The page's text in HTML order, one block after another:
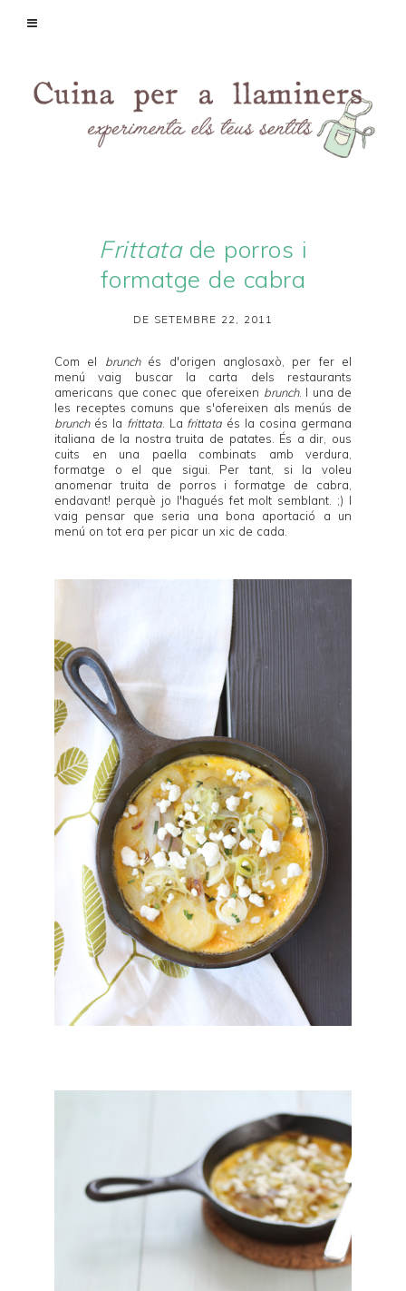
Frittatade porros i
formatge de cabra
DE SETEMBRE 22, 2011
Com el brunchés d'origen anglosaxò, per fer el
menú vaig buscar la carta dels restaurants
americans que conec que ofereixen brunch. I una de
les receptes comuns que s'ofereixen als menús de
brunchés la frittata. La frittata és la cosina germana
italiana de la nostra truita de patates. És a dir, ous
cuits en una paella combinats amb verdura,
formatge o el que sigui. Per tant, si la voleu
anomenar truita de porros i formatge de cabra,
endavant! perquè jo l'hagués fet molt semblant. ;) I
vaig pensar que seria una bona aportació a un
menú on tot era per picar un xic de cada.